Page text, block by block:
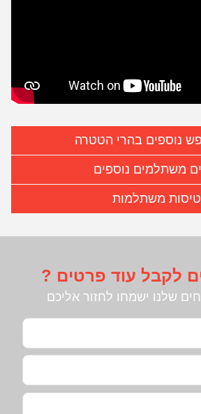
נוספים בהרי הטטרה
משתלמים נוספים
טיסות משתלמות
לקבל עוד פרטים ?
שלנו ישמחו לחזור אליכם